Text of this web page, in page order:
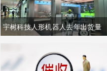
宇树科技人形机器人去年出货量
加码核心技术研发